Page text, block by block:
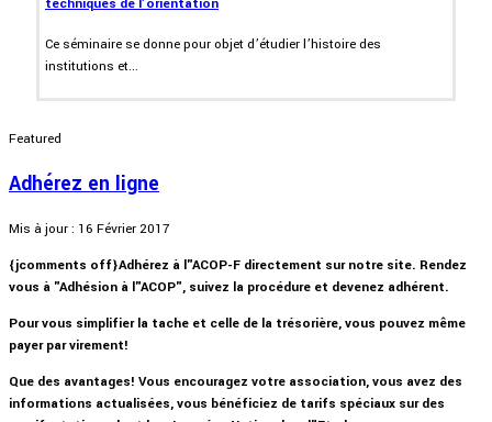
Ce séminaire se donne pour objet d’étudier l’histoire des
institutions et...
Featured
Adhérez en ligne
Mis à jour : 16 Février 2017
{jcomments off}Adhérez à l"ACOP-F directement sur notre site. Rendez
vous à "Adhésion à l"ACOP", suivez la procédure et devenez adhérent.
Pour vous simplifier la tache et celle de la trésorière, vous pouvez même
payer par virement!
Que des avantages! Vous encouragez votre association, vous avez des
informations actualisées, vous bénéficiez de tarifs spéciaux sur des